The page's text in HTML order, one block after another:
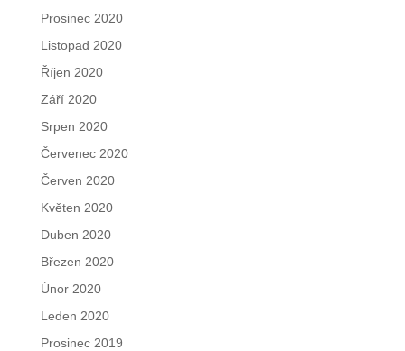
Prosinec 2020
Listopad 2020
Říjen 2020
Září 2020
Srpen 2020
Červenec 2020
Červen 2020
Květen 2020
Duben 2020
Březen 2020
Únor 2020
Leden 2020
Prosinec 2019